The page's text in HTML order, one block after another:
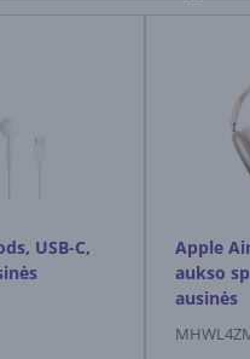
USB-C,
Apple
aukso
ausinės